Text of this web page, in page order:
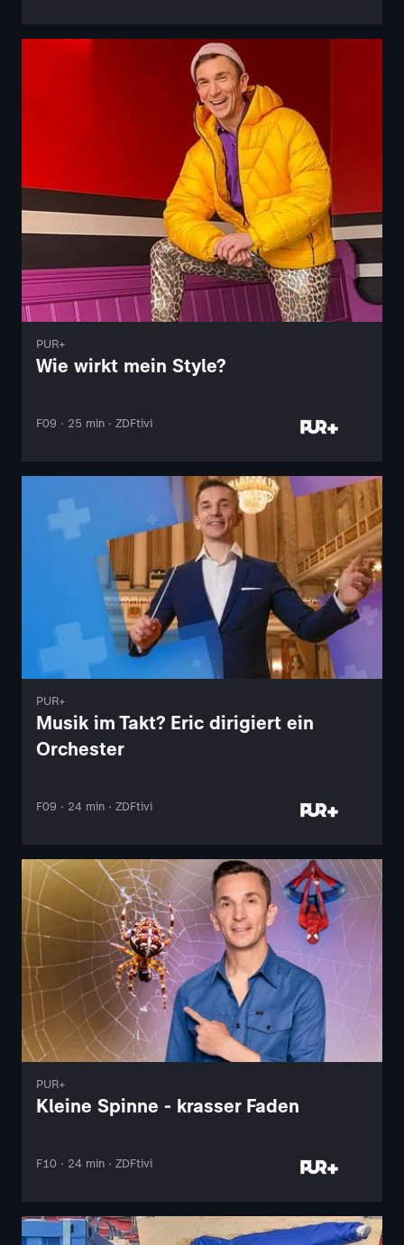
PUR+
Wie wirkt mein Style?
F09 · 25 min · ZDFtivi
PUR+
Musik im Takt? Eric dirigiert ein
Orchester
F09 · 24 min · ZDFtivi
PUR+
Kleine Spinne - krasser Faden
F10 · 24 min · ZDFtivi